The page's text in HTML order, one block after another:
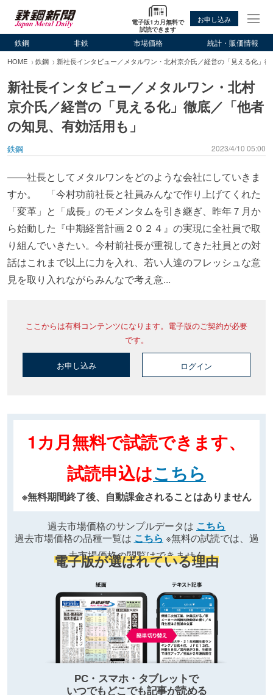
電子版1カ月無料で
試読できます
お申し込み
鉄鋼 非鉄 市場価格 統計・販価情報
HOME 鉄鋼 新社長インタビュー／メタルワン・北村京介氏／経営の「見える化」
新社長インタビュー／メタルワン・北村
京介氏／経営の「見える化」徹底／「他者
の知見、有効活用も」
鉄鋼 2023/4/10 05:00
――社長としてメタルワンをどのような会社にしていきま
すか。 「今村功前社長と社員みんなで作り上げてくれた
「変革」と「成長」のモメンタムを引き継ぎ、昨年７月か
ら始動した『中期経営計画２０２４』の実現に全社員で取
り組んでいきたい。今村前社長が重視してきた社員との対
話はこれまで以上に力を入れ、若い人達のフレッシュな意
見を取り入れながらみんなで考え意...
ここからは有料コンテンツになります。電子版のご契約が必要
です。
お申し込み ログイン
1カ月無料で試読できます、
試読申込はこちら
※無料期間終了後、自動課金されることはありません
過去市場価格のサンプルデータは こちら
過去市場価格の品種一覧は こちら ※無料の試読では、過
去市場価格の閲覧はできません
電子版が選ばれている理由
PC・スマホ・タブレットで
いつでもどこでも記事が読める